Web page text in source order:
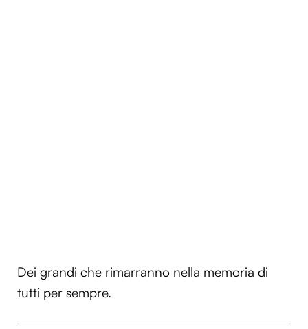
Dei grandi che rimarranno nella memoria di
tutti per sempre.